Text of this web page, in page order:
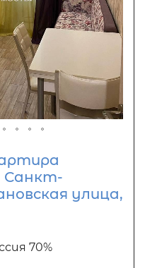
Санкт-
улица,
70%